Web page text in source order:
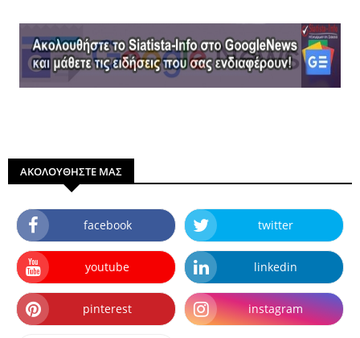
ΑΚΟΛΟΥΘΗΣΤΕ ΜΑΣ
facebook twitter
youtube linkedin
pinterest instagram